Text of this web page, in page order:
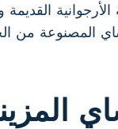
المصنوعة من